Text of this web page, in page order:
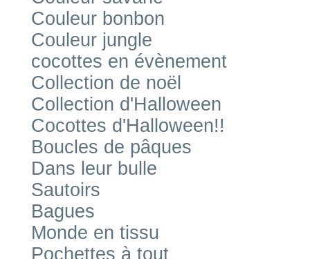
Couleur bonbon
Couleur jungle
cocottes en évènement
Collection de noël
Collection d'Halloween
Cocottes d'Halloween!!
Boucles de pâques
Dans leur bulle
Sautoirs
Bagues
Monde en tissu
Pochettes à tout